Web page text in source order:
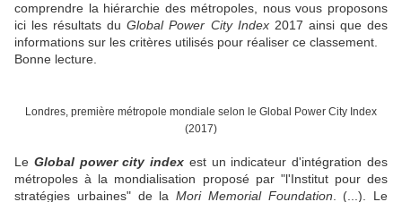
comprendre la hiérarchie des métropoles, nous vous proposons
ici les résultats duGlobal Power City Index2017 ainsi que des
informations sur les critères utilisés pour réaliser ce classement.
Bonne lecture.
Londres, première métropole mondiale selon le Global Power City Index
(2017)
Le Global power city index est un indicateur d'intégration des
métropoles à la mondialisation proposé par "l'Institut pour des
stratégies urbaines" de la Mori Memorial Foundation . (...). Le